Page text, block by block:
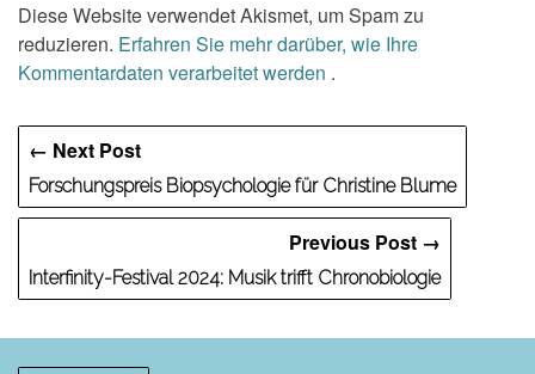
Diese Website verwendet Akismet, um Spam zu
reduzieren. Erfahren Sie mehr darüber, wie Ihre
Kommentardaten verarbeitet werden .
Previous Post →
Interfinity-Festival 2024: Musik trifft Chronobiologie
← Next Post
Forschungspreis Biopsychologie für Christine Blume